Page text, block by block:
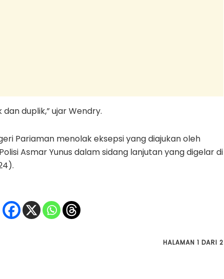
duplik,” ujar Wendry.
Pariaman menolak eksepsi yang diajukan oleh
Asmar Yunus dalam sidang lanjutan yang digelar di
HALAMAN 1 DARI 2